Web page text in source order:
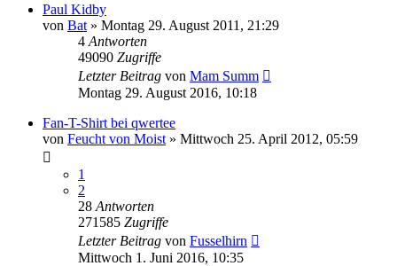
Paul Kidby
von Bat » Montag 29. August 2011, 21:29
4 Antworten
49090 Zugriffe
Letzter Beitrag von Mam Summ
Montag 29. August 2016, 10:18
Fan-T-Shirt bei qwertee
von Feucht von Moist » Mittwoch 25. April 2012, 05:59
1
2
28 Antworten
271585 Zugriffe
Letzter Beitrag von Fusselhirn
Mittwoch 1. Juni 2016, 10:35